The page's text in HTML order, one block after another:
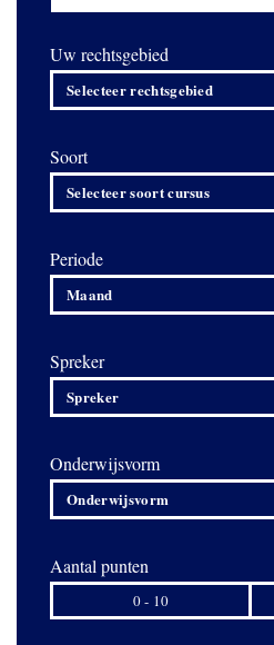
Uw rechtsgebied
Selecteer rechtsgebied
Soort
Selecteer soort cursus
Periode
Maand
Spreker
Spreker
Onderwijsvorm
Onderwijsvorm
Aantal punten
0 - 10